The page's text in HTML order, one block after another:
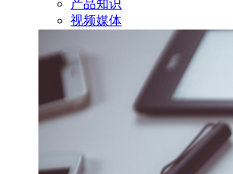
产品知识
视频媒体